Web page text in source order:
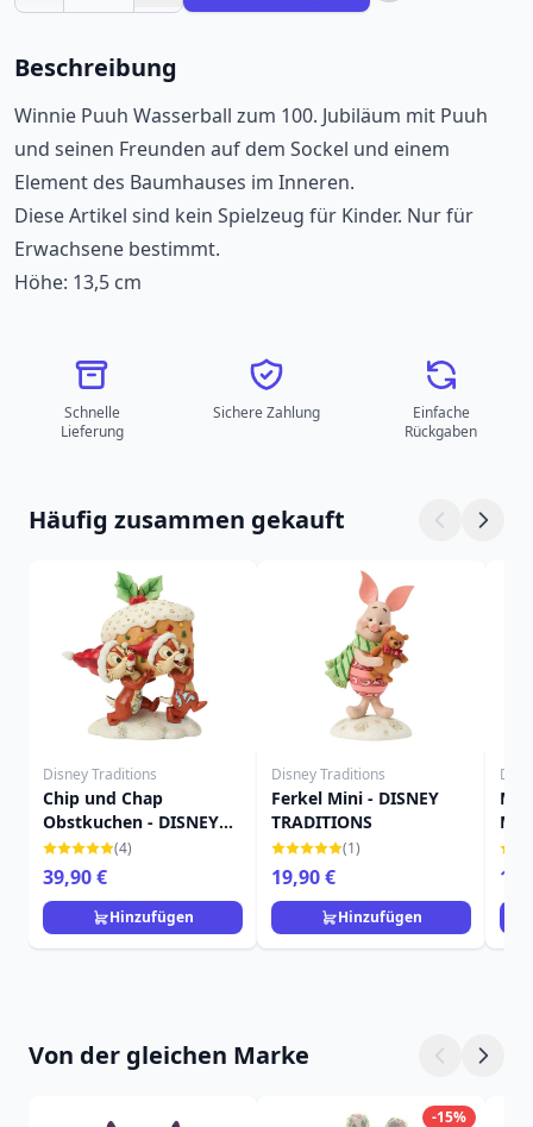
Beschreibung
Winnie Puuh Wasserball zum 100. Jubiläum mit Puuh
und seinen Freunden auf dem Sockel und einem
Element des Baumhauses im Inneren.
Diese Artikel sind kein Spielzeug für Kinder. Nur für
Erwachsene bestimmt.
Höhe: 13,5 cm
Schnelle
Lieferung
Sichere Zahlung
Einfache
Rückgaben
Häufig zusammen gekauft
Disney Traditions
Chip und Chap
Obstkuchen - DISNEY
TRADITIONS
(4)
39,90 €
Hinzufügen
Disney Traditions
Ferkel Mini - DISNEY
TRADITIONS
(1)
19,90 €
Hinzufügen
MIT
-
Von der gleichen Marke
-15%